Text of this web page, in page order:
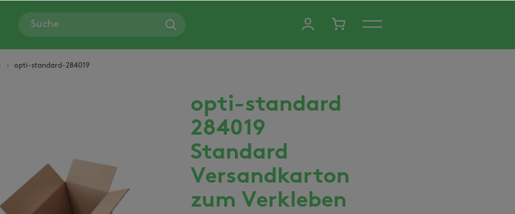
opti-standard-284019
opti-standard
284019
Standard
Versandkarton
zum Verkleben